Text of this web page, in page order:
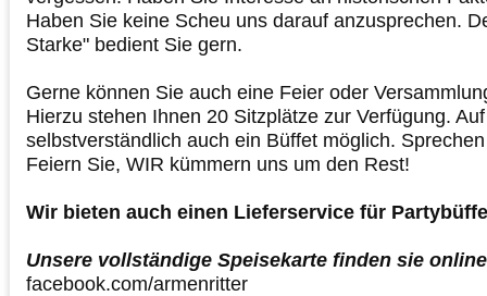
Haben Sie keine Scheu uns darauf anzusprechen.
Starke" bedient Sie gern.
Gerne können Sie auch eine Feier oder
Hierzu stehen Ihnen 20 Sitzplätze zur Verfügung.
selbstverständlich auch ein Büffet möglich.
Feiern Sie, WIR kümmern uns um den Rest!
Wir bieten auch einen Lieferservice für
Unsere vollständige Speisekarte finden sie online
facebook.com/armenritter